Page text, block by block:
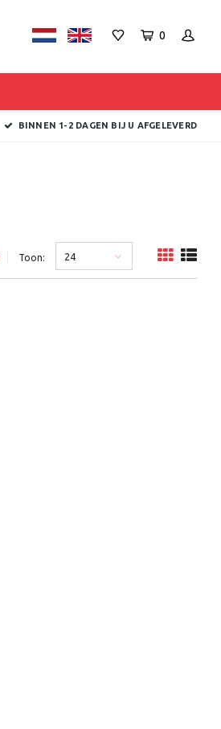
0
BINNEN 1-2 DAGEN BIJ U AFGELEVERD
Toon: 24